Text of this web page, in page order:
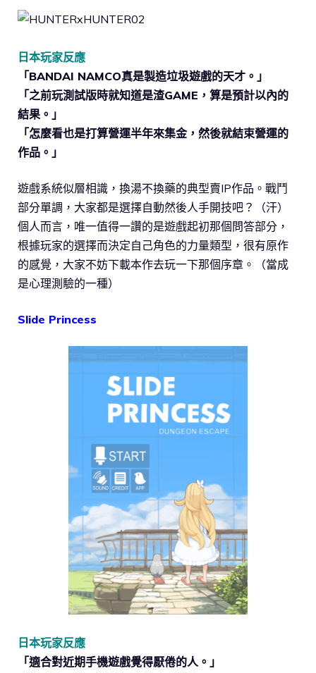
日本玩家反應
「BANDAI NAMCO真是製造垃圾遊戲的天才。」
「之前玩測試版時就知道是渣GAME，算是預計以內的
結果。」
「怎麼看也是打算營運半年來集金，然後就結束營運的
作品。」
遊戲系統似層相識，換湯不換藥的典型賣IP作品。戰鬥
部分單調，大家都是選擇自動然後人手開技吧？（汗）
個人而言，唯一值得一讚的是遊戲起初那個問答部分，
根據玩家的選擇而決定自己角色的力量類型，很有原作
的感覺，大家不妨下載本作去玩一下那個序章。（當成
是心理測驗的一種）
Slide Princess
日本玩家反應
「適合對近期手機遊戲覺得厭倦的人。」